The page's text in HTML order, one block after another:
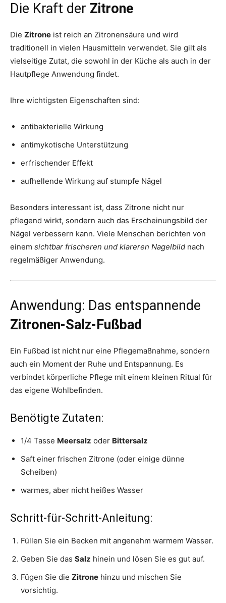
Die Kraft der Zitrone
Die Zitrone ist reich an Zitronensäure und wird
traditionell in vielen Hausmitteln verwendet. Sie gilt als
vielseitige Zutat, die sowohl in der Küche als auch in der
Hautpflege Anwendung findet.
Ihre wichtigsten Eigenschaften sind:
antibakterielle Wirkung
antimykotische Unterstützung
erfrischender Effekt
aufhellende Wirkung auf stumpfe Nägel
Besonders interessant ist, dass Zitrone nicht nur
pflegend wirkt, sondern auch das Erscheinungsbild der
Nägel verbessern kann. Viele Menschen berichten von
einem sichtbar frischeren und klareren Nagelbild nach
regelmäßiger Anwendung.
Anwendung: Das entspannende
Zitronen-Salz-Fußbad
Ein Fußbad ist nicht nur eine Pflegemaßnahme, sondern
auch ein Moment der Ruhe und Entspannung. Es
verbindet körperliche Pflege mit einem kleinen Ritual für
das eigene Wohlbefinden.
Benötigte Zutaten:
1/4 Tasse Meersalz oder Bittersalz
Saft einer frischen Zitrone (oder einige dünne
Scheiben)
warmes, aber nicht heißes Wasser
Schritt-für-Schritt-Anleitung:
Füllen Sie ein Becken mit angenehm warmem Wasser.
Geben Sie das Salz hinein und lösen Sie es gut auf.
Fügen Sie die Zitrone hinzu und mischen Sie
vorsichtig.